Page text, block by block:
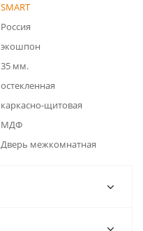
SMART
Россия
экошпон
35 мм.
остекленная
каркасно-щитовая
МДФ
Дверь межкомнатная